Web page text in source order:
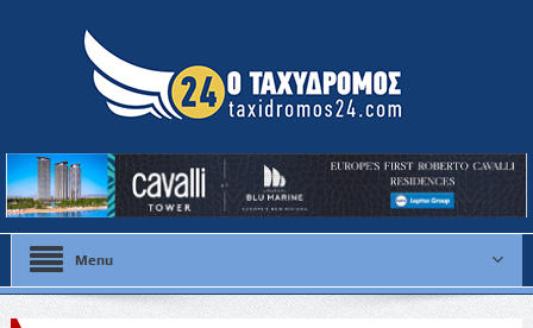
Menu